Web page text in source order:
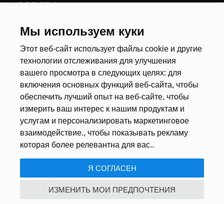
Мы используем куки
Этот веб-сайт использует файлы cookie и другие
технологии отслеживания для улучшения
вашего просмотра в следующих целях: для
включения основных функций веб-сайта, чтобы
обеспечить лучший опыт на веб-сайте, чтобы
измерить ваш интерес к нашим продуктам и
услугам и персонализировать маркетинговое
взаимодействие., чтобы показывать рекламу
которая более релевантна для вас..
Я СОГЛАСЕН
ИЗМЕНИТЬ МОИ ПРЕДПОЧТЕНИЯ
НОВОСТИ
Новости рынка труда
Анкета
Калькулятор дат
Документы
ПОЛИТИКА КОНФИДЕНЦИАЛЬНОСТИ/USTAWIENIA COOKIE